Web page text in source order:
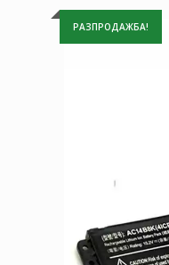
РАЗПРОДАЖБА!